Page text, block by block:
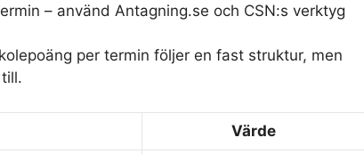
– använd Antagning.se och CSN:s verktyg
per termin följer en fast struktur, men
Värde